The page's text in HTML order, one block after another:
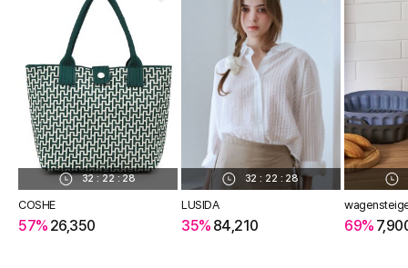
32 : 22 : 28
COSHE
57% 26,350
32 : 22 : 28
LUSIDA
35% 84,210 69%